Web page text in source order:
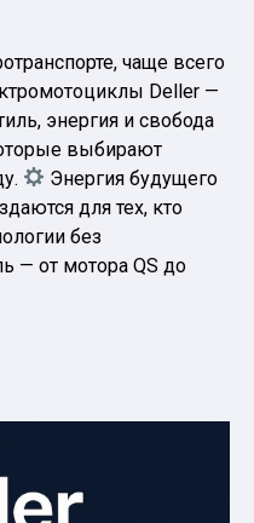
чаще всего
Deller —
энергия и свобода
выбирают
Энергия будущего
для тех, кто
без
— от мотора QS до